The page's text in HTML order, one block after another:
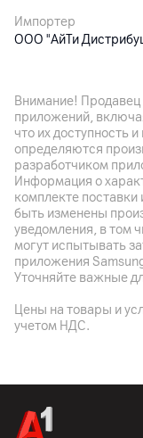
Импортер
ООО "АйТи
Производитель
компания Эппл Инк,
США
Комплект поставки
кабель
Страна
Вьетнам, Китай
Внимание!
приложений,
что их доступность
определяются
разработчиком
Информация о
комплекте
быть изменены
уведомления, в том
могут испытывать
приложения
Уточняйте важные
Цены на товары и
учетом НДС.